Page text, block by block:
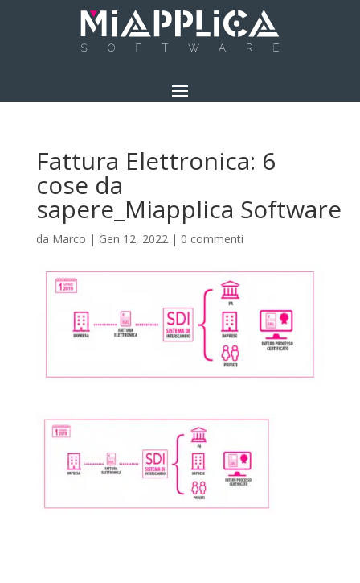
Fattura Elettronica: 6
cose da
sapere_Miapplica Software
da Marco | Gen 12, 2022| 0 commenti